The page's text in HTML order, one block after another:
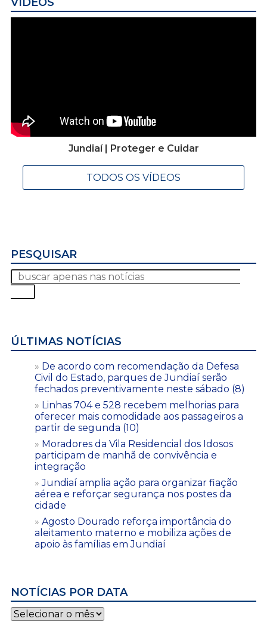
Jundiaí | Proteger e Cuidar
TODOS OS VÍDEOS
PESQUISAR
ÚLTIMAS NOTÍCIAS
De acordo com recomendação da Defesa
Civil do Estado, parques de Jundiaí serão
fechados preventivamente neste sábado (8)
Linhas 704 e 528 recebem melhorias para
oferecer mais comodidade aos passageiros a
partir de segunda (10)
Moradores da Vila Residencial dos Idosos
participam de manhã de convivência e
integração
Jundiaí amplia ação para organizar fiação
aérea e reforçar segurança nos postes da
cidade
Agosto Dourado reforça importância do
aleitamento materno e mobiliza ações de
apoio às famílias em Jundiaí
NOTÍCIAS POR DATA
Notícias
por